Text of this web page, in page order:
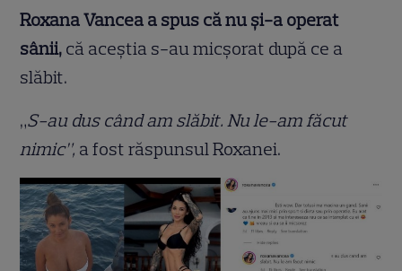
Roxana Vancea a spus că nu și-a operat
sânii, că aceștia s-au micșorat după ce a
slăbit.
„S-au dus când am slăbit. Nu le-am făcut
nimic”, a fost răspunsul Roxanei.